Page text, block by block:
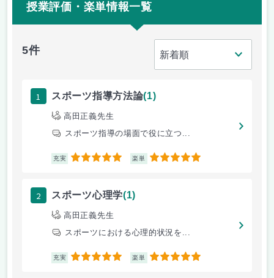
授業評価・楽単情報一覧
5件
1 スポーツ指導方法論(1)
高田正義先生
スポーツ指導の場面で役に立つ...
充実 5 楽単 5
2 スポーツ心理学(1)
高田正義先生
スポーツにおける心理的状況を...
充実 5 楽単 5